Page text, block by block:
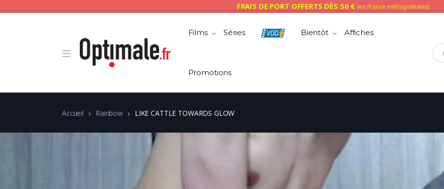
FRAIS DE PORT OFFERTS DÈS 50 € (en France métropolitaine)
Films Séries Bientôt Affiches
Promotions
Accueil Rainbow LIKE CATTLE TOWARDS GLOW